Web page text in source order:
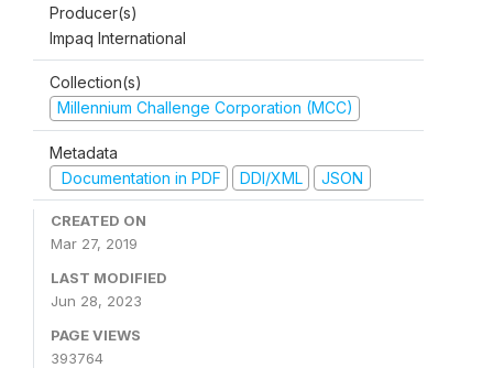
Producer(s)
Impaq International
Collection(s)
Millennium Challenge Corporation (MCC)
Metadata
Documentation in PDF
DDI/XML JSON
CREATED ON
Mar 27, 2019
LAST MODIFIED
Jun 28, 2023
PAGE VIEWS
393764